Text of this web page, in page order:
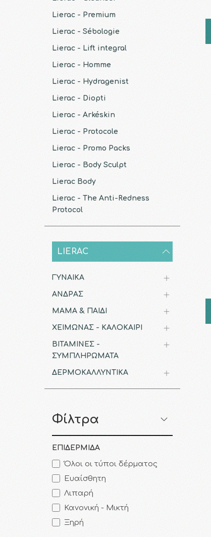
Lierac - Premium
Lierac - Sébologie
Lierac - Lift integral
Lierac - Homme
Lierac - Hydragenist
Lierac - Diopti
Lierac - Arkéskin
Lierac - Protocole
Lierac - Promo Packs
Lierac - Body Sculpt
Lierac Body
Lierac - The Anti-Redness
Protocol
LIERAC
ΓΥΝΑΙΚΑ
ΑΝΔΡΑΣ
ΜΑΜΑ & ΠΑΙΔΙ
ΧΕΙΜΩΝΑΣ - ΚΑΛΟΚΑΙΡΙ
ΒΙΤΑΜΙΝΕΣ -
ΣΥΜΠΛΗΡΩΜΑΤΑ
ΔΕΡΜΟΚΑΛΛΥΝΤΙΚΑ
Φίλτρα
ΕΠΙΔΕΡΜΙΔΑ
Όλοι οι τύποι δέρματος
Ευαίσθητη
Λιπαρή
Κανονική - Μικτή
Ξηρή